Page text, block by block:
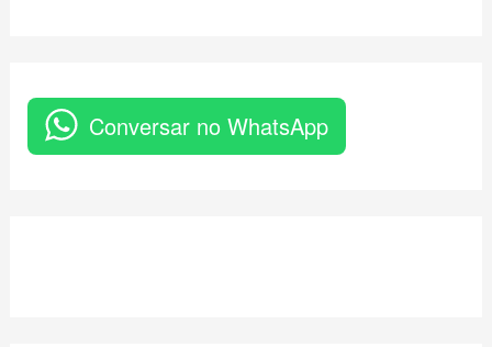
Conversar no WhatsApp